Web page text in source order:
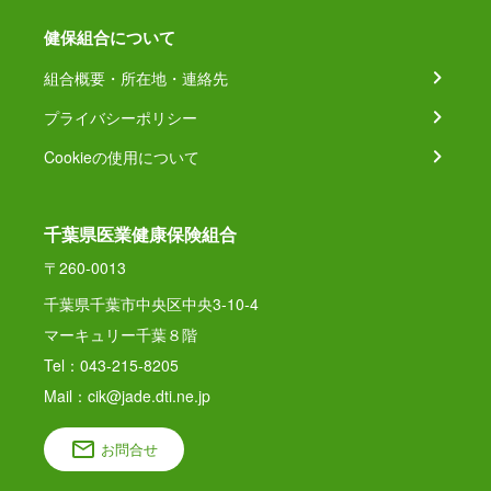
健保組合について
組合概要・所在地・連絡先
プライバシーポリシー
Cookieの使用について
千葉県医業健康保険組合
〒260-0013
千葉県千葉市中央区中央3-10-4
マーキュリー千葉８階
Tel：043-215-8205
Mail：cik@jade.dti.ne.jp
お問合せ